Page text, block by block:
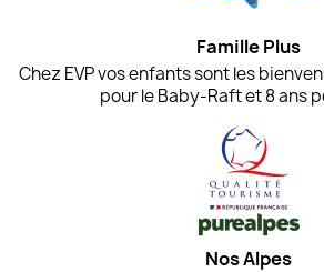
Famille Plus
Chez EVP vos enfants sont les
pour le Baby-Raft et 8 ans
Nos Alpes